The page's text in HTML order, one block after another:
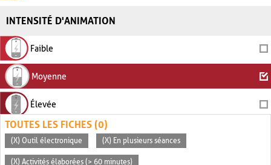
INTENSITÉ D'ANIMATION
Faible
Moyenne
Élevée
TOUTES LES FICHES (0)
(X) Outil électronique (X) En plusieurs séances
(X) Activités élaborées (> 60 minutes)